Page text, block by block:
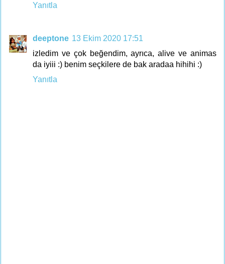
Yanıtla
deeptone 13 Ekim 2020 17:51
izledim ve çok beğendim, ayrıca, alive ve animas
da iyiii :) benim seçkilere de bak aradaa hihihi :)
Yanıtla